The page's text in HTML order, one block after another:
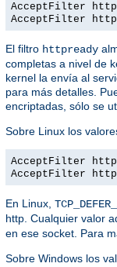
AcceptFilter
AcceptFilter
El filtro httpready
completas a nivel de
kernel la envía al
para más detalles.
encriptadas, sólo se
Sobre Linux los
AcceptFilter
AcceptFilter
En Linux,
http. Cualquier valor
en ese socket. Para
Sobre Windows los